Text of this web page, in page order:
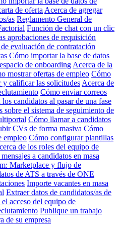
de oferta Acerca de agregar
as Reglamento General de
Función de chat con un clic
aprobaciones de requisición
evaluación de contratación
Cómo importar la base de datos
de onboarding Acerca de la
mostrar ofertas de empleo Cómo
y calificar las solicitudes Acerca de
Cómo enviar correos
candidatos al pasar de una fase
sobre el sistema de seguimiento de
Cómo llamar a candidatos
CVs de forma masiva Cómo
empleo Cómo configurar plantillas
de los roles del equipo de
a candidatos en masa
Marketplace y flujo de
de ATS a través de ONE
Importe vacantes en masa
Extraer datos de candidatos/as de
acceso del equipo de
Publique un trabajo
de su empresa